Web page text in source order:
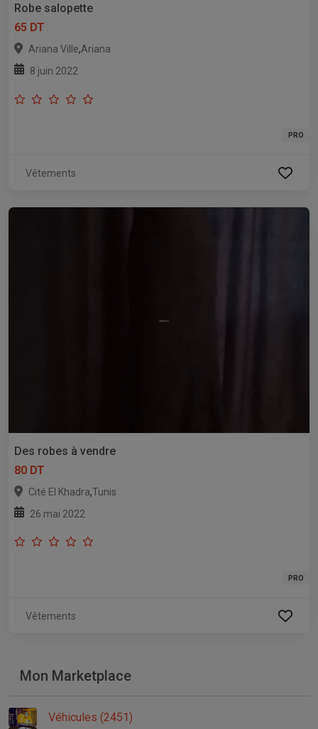
Robe salopette
65 DT
Ariana Ville,Ariana
8 juin 2022
PRO
Vêtements
Des robes à vendre
80 DT
Cité El Khadra,Tunis
26 mai 2022
PRO
Vêtements
Mon Marketplace
Véhicules (2451)